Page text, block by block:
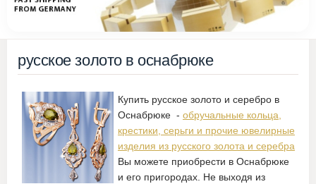
русское золото в оснабрюке
Купить русское золото и серебро в
Оснабрюке - обручальные кольца,
крестики, серьги и прочие ювелирные
изделия из русского золота и серебра
Вы можете приобрести в Оснабрюке
и его пригородах. Не выходя из